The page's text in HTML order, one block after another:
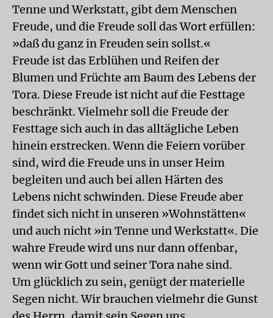
Tenne und Werkstatt, gibt dem Menschen
Freude, und die Freude soll das Wort erfüllen:
»daß du ganz in Freuden sein sollst.«
Freude ist das Erblühen und Reifen der
Blumen und Früchte am Baum des Lebens der
Tora. Diese Freude ist nicht auf die Festtage
beschränkt. Vielmehr soll die Freude der
Festtage sich auch in das alltägliche Leben
hinein erstrecken. Wenn die Feiern vorüber
sind, wird die Freude uns in unser Heim
begleiten und auch bei allen Härten des
Lebens nicht schwinden. Diese Freude aber
findet sich nicht in unseren »Wohnstätten«
und auch nicht »in Tenne und Werkstatt«. Die
wahre Freude wird uns nur dann offenbar,
wenn wir Gott und seiner Tora nahe sind.
Um glücklich zu sein, genügt der materielle
Segen nicht. Wir brauchen vielmehr die Gunst